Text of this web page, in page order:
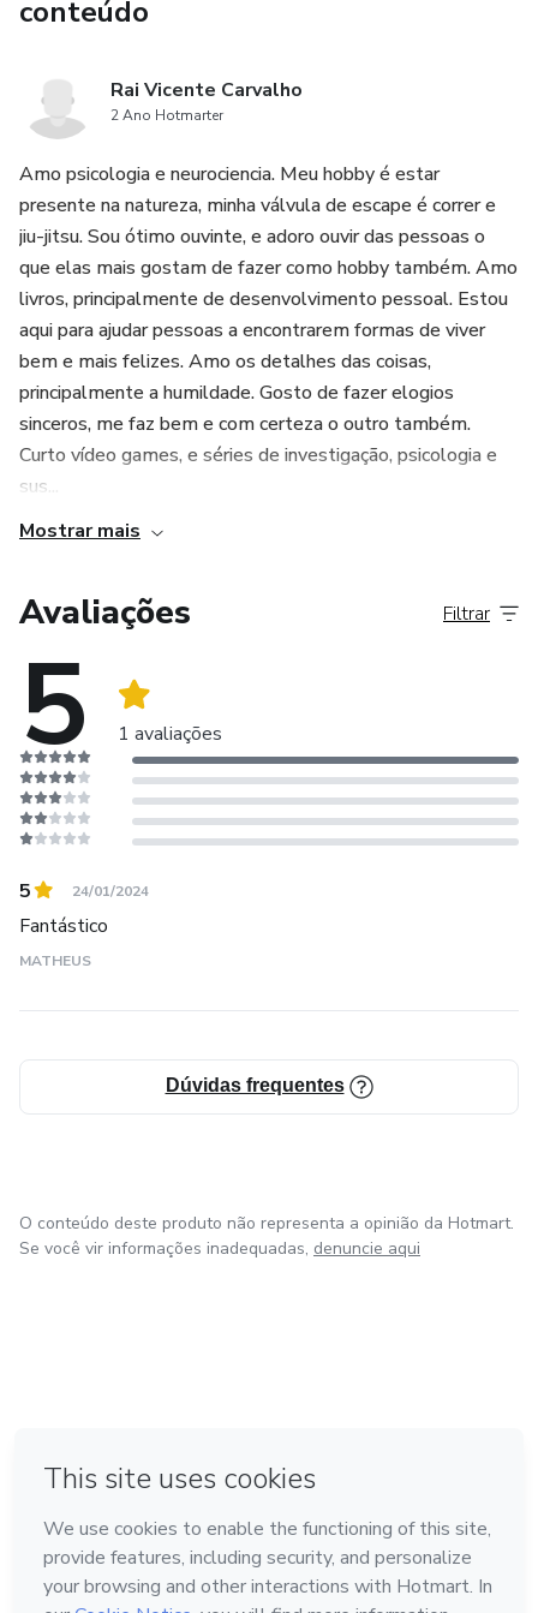
conteúdo
Rai Vicente Carvalho
2 Ano Hotmarter
Amo psicologia e neurociencia. Meu hobby é estar
presente na natureza, minha válvula de escape é correr e
jiu-jitsu. Sou ótimo ouvinte, e adoro ouvir das pessoas o
que elas mais gostam de fazer como hobby também. Amo
livros, principalmente de desenvolvimento pessoal. Estou
aqui para ajudar pessoas a encontrarem formas de viver
bem e mais felizes. Amo os detalhes das coisas,
principalmente a humildade. Gosto de fazer elogios
sinceros, me faz bem e com certeza o outro também.
Curto vídeo games, e séries de investigação, psicologia e
sus...
Mostrar mais
Avaliações
5 1 avaliações
Filtrar
5 24/01/2024
Fantástico
MATHEUS
Dúvidas frequentes
O conteúdo deste produto não representa a opinião da Hotmart.
Se você vir informações inadequadas, denuncie aqui
Feito com ❤ em Bogotá